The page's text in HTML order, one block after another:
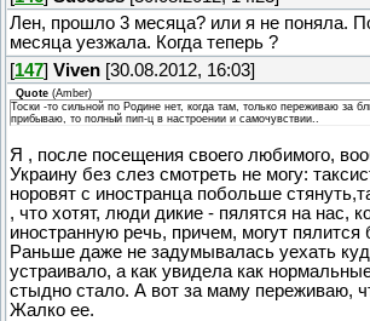
Лен, прошло 3 месяца? или я не поняла.
месяца уезжала. Когда теперь ?
[147] Viven [30.08.2012, 16:03]
Quote (Amber)
Тоски -то сильной по Родине нет, когда там, только переживаю за
прибываю, то полный пип-ц в настроении и самочувствии..
Я , после посещения своего любимого,
Украину без слез смотреть не могу:
норовят с иностранца побольше
, что хотят, люди дикие - пялятся на нас,
иностранную речь, причем, могут пялится
Раньше даже не задумывалась уехать
устраивало, а как увидела как
стыдно стало. А вот за маму переживаю,
Жалко ее.